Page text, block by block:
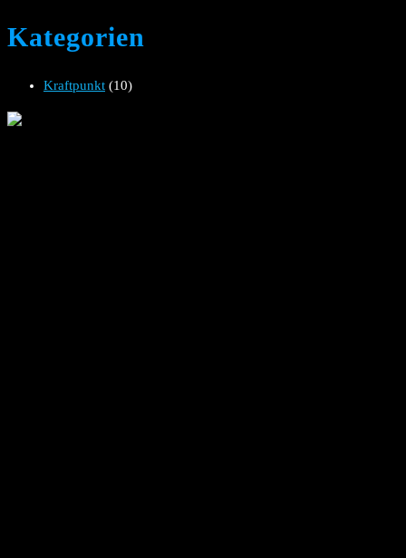
Kategorien
Kraftpunkt (10)